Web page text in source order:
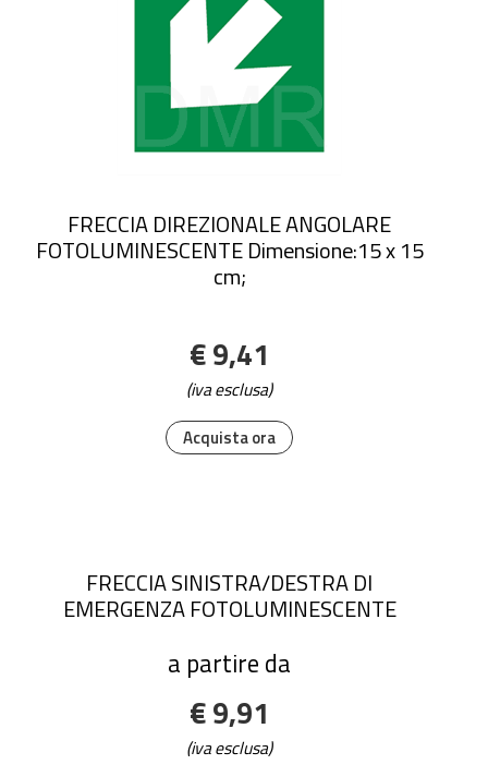
Acquista ora
FRECCIA DIREZIONALE ANGOLARE
FOTOLUMINESCENTE Dimensione:15 x 15
cm;
€ 9,41
(iva esclusa)
FRECCIA SINISTRA/DESTRA DI
EMERGENZA FOTOLUMINESCENTE
a partire da
€ 9,91
(iva esclusa)